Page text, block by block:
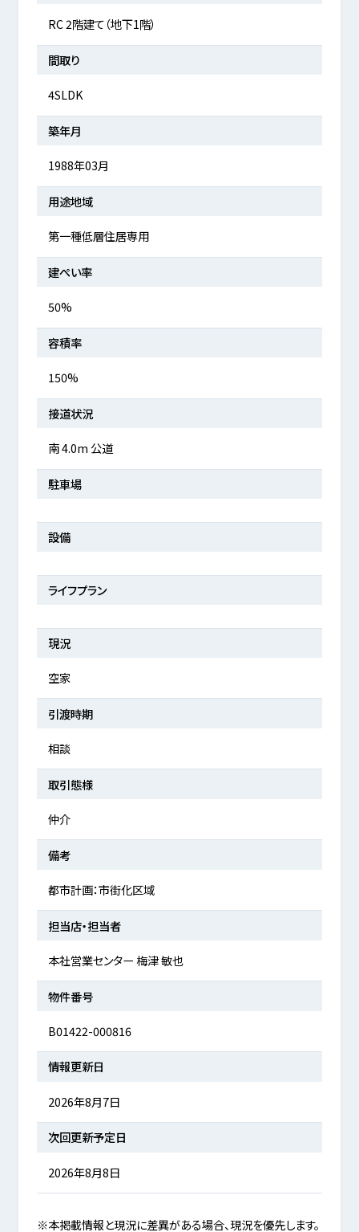
RC 2階建て（地下1階）
間取り
4SLDK
築年月
1988年03月
用途地域
第一種低層住居専用
建ぺい率
50%
容積率
150%
接道状況
南 4.0m 公道
駐車場
設備
ライフプラン
現況
空家
引渡時期
相談
取引態様
仲介
備考
都市計画：市街化区域
担当店・担当者
本社営業センター 梅津 敏也
物件番号
B01422-000816
情報更新日
2026年8月7日
次回更新予定日
2026年8月8日
※本掲載情報と現況に差異がある場合、現況を優先します。